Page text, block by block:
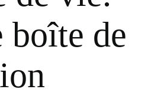
boîte de